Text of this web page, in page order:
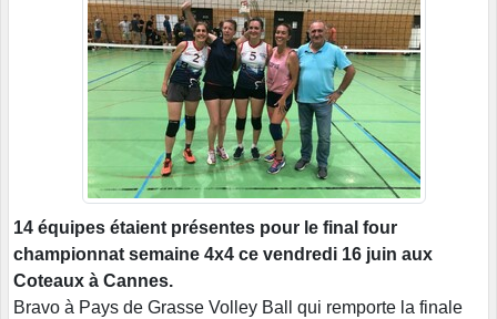
14 équipes étaient présentes pour le final four
championnat semaine 4x4 ce vendredi 16 juin aux
Coteaux à Cannes.
Bravo à Pays de Grasse Volley Ball qui remporte la finale